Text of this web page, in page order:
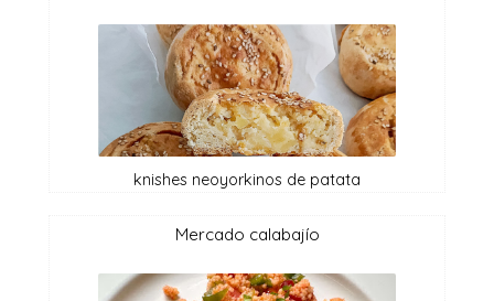
knishes neoyorkinos de patata
mercado calabajío